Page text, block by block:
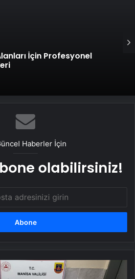
İçin Profesyonel
Haberler İçin
olabilirsiniz!